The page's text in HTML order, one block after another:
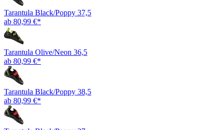
Tarantula Black/Poppy 37,5
ab 80,99 €*
Tarantula Olive/Neon 36,5
ab 80,99 €*
Tarantula Black/Poppy 38,5
ab 80,99 €*